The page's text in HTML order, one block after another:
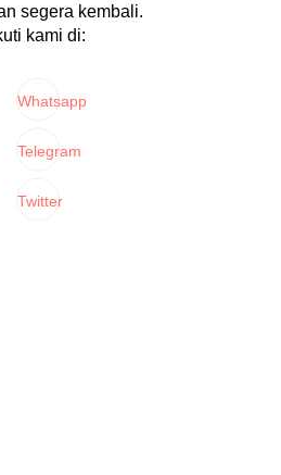
segera kembali.
kami di:
Whatsapp
Telegram
Twitter